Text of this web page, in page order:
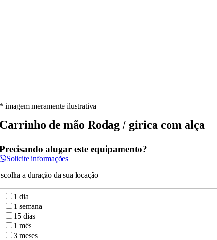
* imagem meramente ilustrativa
Carrinho de mão Rodag / girica com alça
Precisando alugar este equipamento?
Solicite informações
a duração da sua locação
1 dia
1 semana
15 dias
1 mês
3 meses